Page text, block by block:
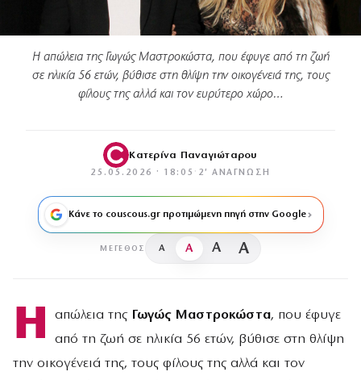
Η απώλεια της Γωγώς Μαστροκώστα, που έφυγε από τη ζωή
σε ηλικία 56 ετών, βύθισε στη θλίψη την οικογένειά της, τους
φίλους της αλλά και τον ευρύτερο χώρο…
Κατερίνα Παναγιώταρου
25.05.2026 · 18:05 · 2′ ΑΝΆΓΝΩΣΗ
Κάνε το couscous.gr προτιμώμενη πηγή στην Google
ΜΈΓΕΘΟΣ A A A A
Η απώλεια της Γωγώς Μαστροκώστα, που έφυγε
από τη ζωή σε ηλικία 56 ετών, βύθισε στη θλίψη
την οικογένειά της, τους φίλους της αλλά και τον